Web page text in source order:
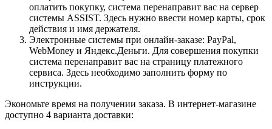
оплатить покупку, система перенаправит вас на сервер
системы ASSIST. Здесь нужно ввести номер карты, срок
действия и имя держателя.
Электронные системы при онлайн-заказе: PayPal,
WebMoney и Яндекс.Деньги. Для совершения покупки
система перенаправит вас на страницу платежного
сервиса. Здесь необходимо заполнить форму по
инструкции.
Экономьте время на получении заказа. В интернет-магазине
доступно 4 варианта доставки: